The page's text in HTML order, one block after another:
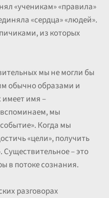
«ученикам» «правила»
«сердца» «людей».
из которых
мы не могли бы
обычно образами и
имя –
мы
Когда мы
«цели», получить
Существительное – это
в потоке сознания.
разговорах